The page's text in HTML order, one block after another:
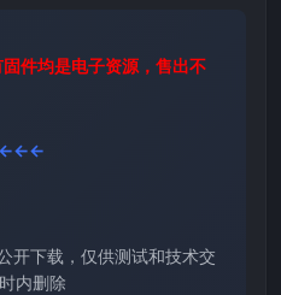
件均是电子资源，售出不
←←←
开下载，仅供测试和技术交
内删除